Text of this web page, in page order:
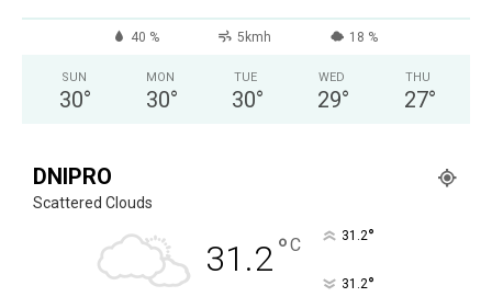
40 % 5kmh 18 %
SUN
30°
MON
30°
TUE
30°
WED
29°
THU
27°
DNIPRO
Scattered Clouds
31.2°C 31.2°
31.2°